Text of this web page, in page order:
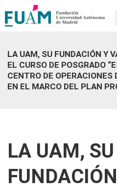
LA UAM, SU FUNDACIÓN Y
EL CURSO DE POSGRADO
CENTRO DE OPERACIONES
EN EL MARCO DEL PLAN
LA UAM, SU